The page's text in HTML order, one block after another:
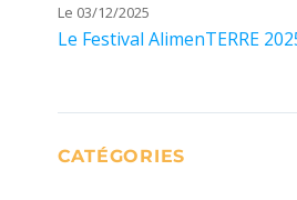
Le 03/12/2025
Le Festival AlimenTERRE
CATÉGORIES